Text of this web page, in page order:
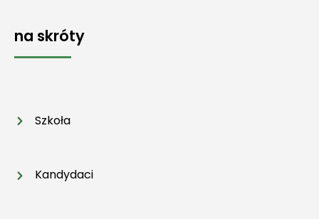
na skróty
Szkoła
Kandydaci